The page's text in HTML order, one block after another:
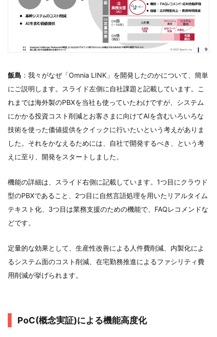
飯島 ：我々がなぜ「Omnia LINK」を開発したのかについて、簡単
にご説明します。スライド左側に自社課題と記載しています。こ
れまでは海外製のPBXを当社も使っていたわけですが、システム
にかかる投資コスト削減とお客さまに向けてAIを含むいろいろな
技術を使った価値提供をクイックに行いたいという考えがありま
した。それをかなえるためには、自社で開発するべき、という考
えに至り、開発をスタートしました。
機能の詳細は、スライド右側に記載しています。1つ目にクラウド
型のPBXであること、2つ目に自然言語処理を用いたリアルタイム
テキスト化、3つ目は業務支援のための機能で、FAQレコメンドな
どです。
定量的な効果として、生産性改善による人件費削減、内製化によ
るシステム面のコスト削減、在宅勤務推進によるファシリティ費
用削減が挙げられます。
PoC(概念実証)による機能高度化